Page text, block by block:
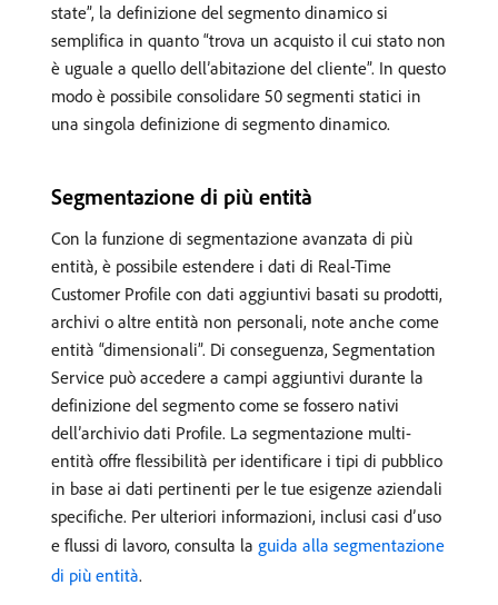
state”, la definizione del segmento dinamico si
semplifica in quanto “trova un acquisto il cui stato non
è uguale a quello dell’abitazione del cliente”. In questo
modo è possibile consolidare 50 segmenti statici in
una singola definizione di segmento dinamico.
Segmentazione di più entità
Con la funzione di segmentazione avanzata di più
entità, è possibile estendere i dati di Real-Time
Customer Profile con dati aggiuntivi basati su prodotti,
archivi o altre entità non personali, note anche come
entità “dimensionali”. Di conseguenza, Segmentation
Service può accedere a campi aggiuntivi durante la
definizione del segmento come se fossero nativi
dell’archivio dati Profile. La segmentazione multi-
entità offre flessibilità per identificare i tipi di pubblico
in base ai dati pertinenti per le tue esigenze aziendali
specifiche. Per ulteriori informazioni, inclusi casi d’uso
e flussi di lavoro, consulta la guida alla segmentazione
di più entità.